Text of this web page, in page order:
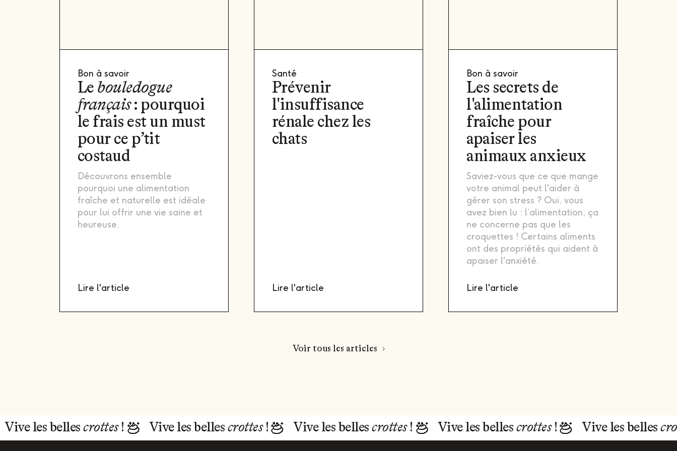
Bon à savoir
Le bouledogue
français: pourquoi
le frais est un must
pour ce p’tit
costaud
Découvrons ensemble
pourquoi une alimentation
fraîche et naturelle est idéale
pour lui offrir une vie saine et
heureuse.
Lire l'article
Santé
Prévenir
l'insuffisance
rénale chez les
chats
Lire l'article
Bon à savoir
Les secrets de
l'alimentation
fraîche pour
apaiser les
animaux anxieux
Saviez-vous que ce que mange
votre animal peut l'aider à
gérer son stress ? Oui, vous
avez bien lu : l’alimentation, ça
ne concerne pas que les
croquettes ! Certains aliments
ont des propriétés qui aident à
apaiser l'anxiété.
Lire l'article
Voir tous les articles
Vive les belles crottes! Vive les belles crottes! Vive les belles crottes! Vive les belles crottes! Vive les belles